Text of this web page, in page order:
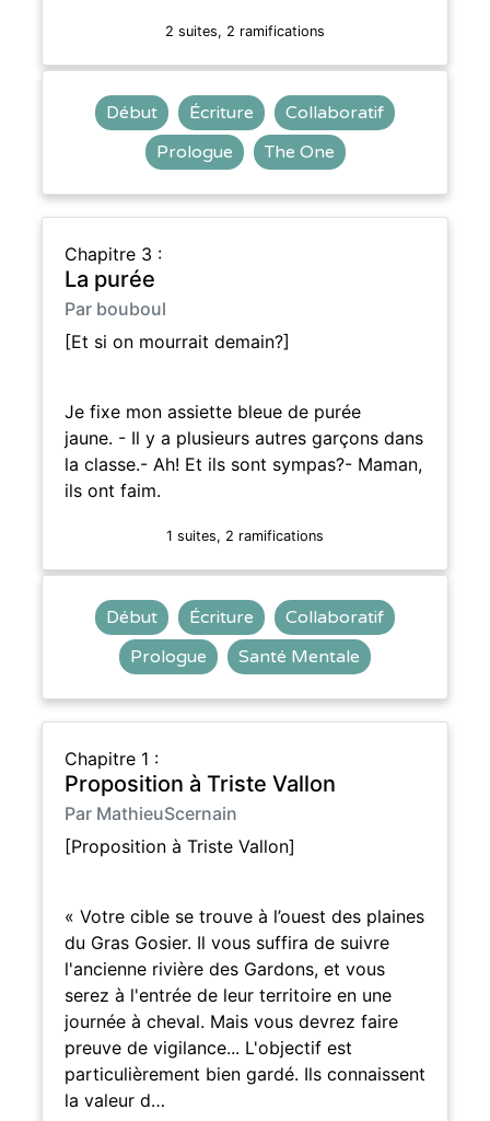
2 suites, 2 ramifications
Début Écriture
Collaboratif
Prologue
The One
Chapitre 3 :
La purée
Par bouboul
[Et si on mourrait demain?]
Je fixe mon assiette bleue de purée
jaune. - Il y a plusieurs autres garçons dans
la classe.- Ah! Et ils sont sympas?- Maman,
ils ont faim.
1 suites, 2 ramifications
Début Écriture
Collaboratif
Prologue
Santé Mentale
Chapitre 1 :
Proposition à Triste Vallon
Par MathieuScernain
[Proposition à Triste Vallon]
« Votre cible se trouve à l’ouest des plaines
du Gras Gosier. Il vous suffira de suivre
l'ancienne rivière des Gardons, et vous
serez à l'entrée de leur territoire en une
journée à cheval. Mais vous devrez faire
preuve de vigilance... L'objectif est
particulièrement bien gardé. Ils connaissent
la valeur d…